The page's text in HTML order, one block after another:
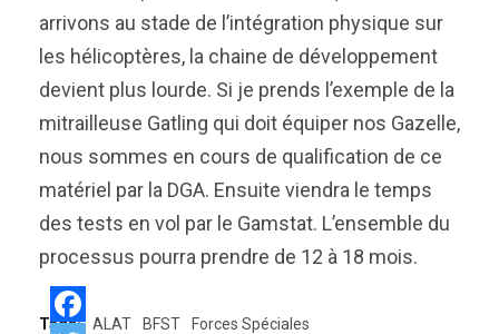
arrivons au stade de l’intégration physique sur
les hélicoptères, la chaine de développement
devient plus lourde. Si je prends l’exemple de la
mitrailleuse Gatling qui doit équiper nos Gazelle,
nous sommes en cours de qualification de ce
matériel par la DGA. Ensuite viendra le temps
des tests en vol par le Gamstat. L’ensemble du
processus pourra prendre de 12 à 18 mois.
Tags: ALAT BFST Forces Spéciales